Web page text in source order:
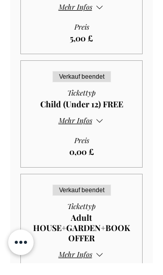
Mehr Infos
Preis
5,00 £
Verkauf beendet
Tickettyp
Child (Under 12) FREE
Mehr Infos
Preis
0,00 £
Verkauf beendet
Tickettyp
Adult
HOUSE+GARDEN+BOOK
OFFER
Mehr Infos